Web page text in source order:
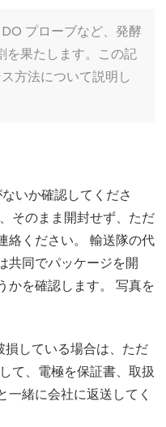
プローブなど、発酵
を果たします。この記
方法について説明し
いか確認してくださ
そのまま開封せず、ただ
絡ください。 輸送隊の代
共同でパッケージを開
かを確認します。 写真を
している場合は、ただ
て、電極を保証書、取扱
緒に会社に返送してく